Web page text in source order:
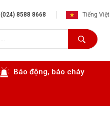
(024) 8588 8668 Tiếng Việt
Báo động, báo cháy